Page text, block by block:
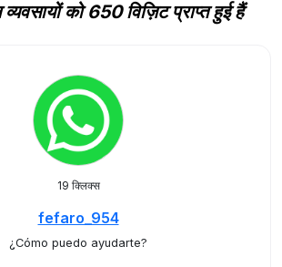
को 650 विज़िट प्राप्त हुई हैं
19 क्लिक्स
fefaro_954
¿Cómo puedo ayudarte?